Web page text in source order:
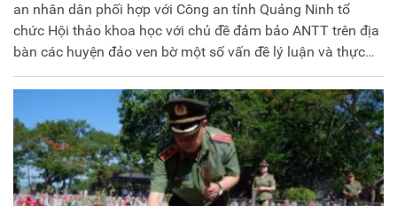
an nhân dân phối hợp với Công an tỉnh Quảng Ninh tổ
chức Hội thảo khoa học với chủ đề đảm bảo ANTT trên địa
bàn các huyện đảo ven bờ một số vấn đề lý luận và thực
tiễn. Trung tướng PGS.TS Trần Vi Dân, Giám đốc Học viện
Chính trị Công an nhân dân chủ trì hội thảo